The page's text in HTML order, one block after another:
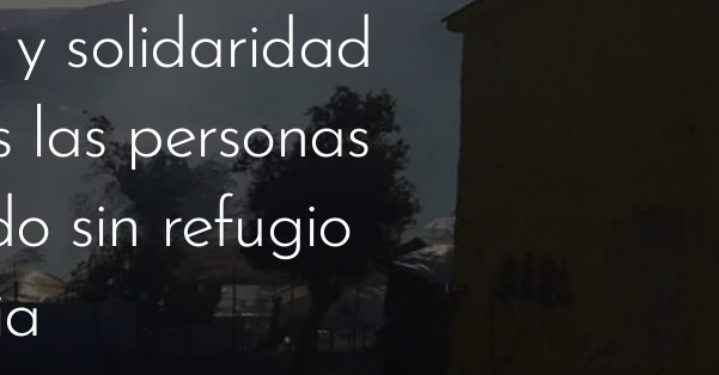
solidaridad
personas
sin refugio